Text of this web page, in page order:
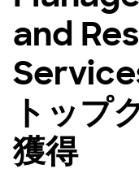
and
トップ
獲得